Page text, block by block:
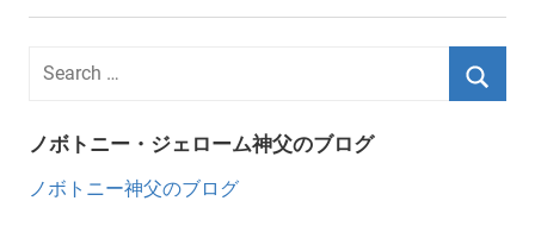
ノボトニー・ジェローム神父のブログ
ノボトニー神父のブログ